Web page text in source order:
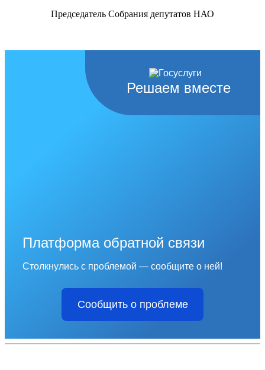
Председатель Собрания депутатов НАО
Решаем вместе
Платформа обратной связи
Столкнулись с проблемой — сообщите о ней!
Сообщить о проблеме